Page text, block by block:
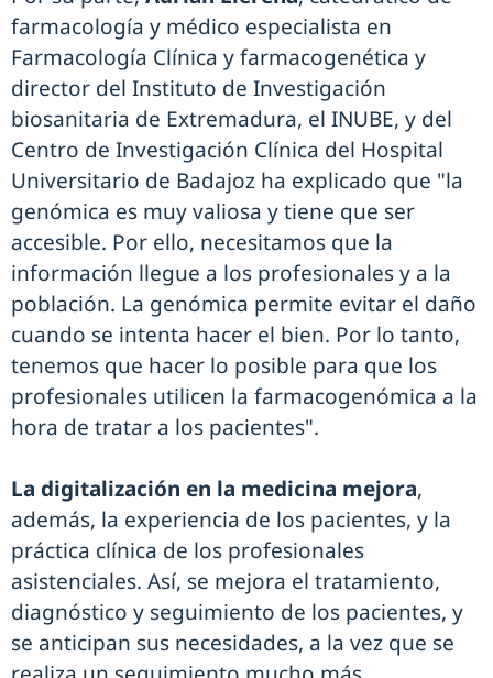
farmacología y médico especialista en
Farmacología Clínica y farmacogenética y
director del Instituto de Investigación
biosanitaria de Extremadura, el INUBE, y del
Centro de Investigación Clínica del Hospital
Universitario de Badajoz ha explicado que "la
genómica es muy valiosa y tiene que ser
accesible. Por ello, necesitamos que la
información llegue a los profesionales y a la
población. La genómica permite evitar el daño
cuando se intenta hacer el bien. Por lo tanto,
tenemos que hacer lo posible para que los
profesionales utilicen la farmacogenómica a la
hora de tratar a los pacientes".
La digitalización en la medicina mejora,
además, la experiencia de los pacientes, y la
práctica clínica de los profesionales
asistenciales. Así, se mejora el tratamiento,
diagnóstico y seguimiento de los pacientes, y
se anticipan sus necesidades, a la vez que se